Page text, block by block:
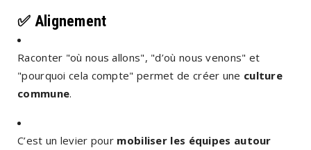
✅ Alignement
Raconter "où nous allons", "d’où nous venons" et
"pourquoi cela compte" permet de créer une culture
commune.
C’est un levier pour mobiliser les équipes autour